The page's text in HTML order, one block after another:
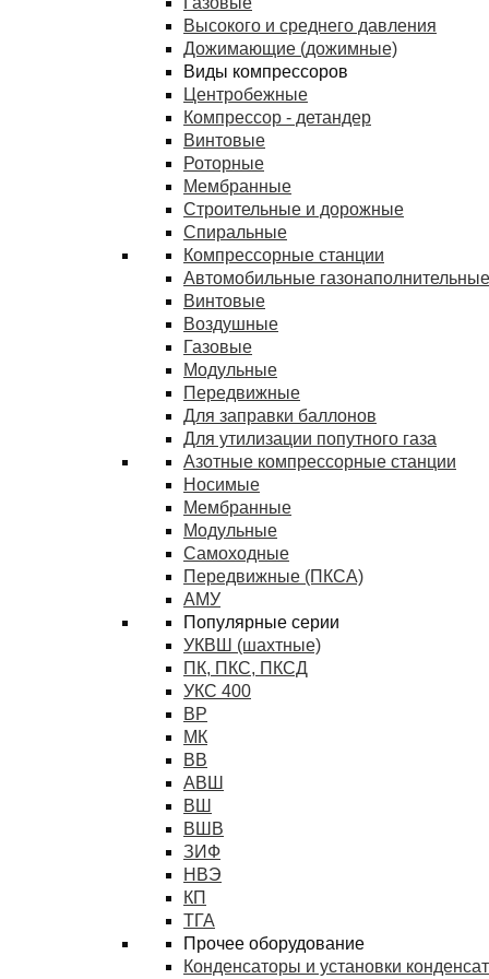
Высокого и среднего давления
Дожимающие (дожимные)
Виды компрессоров
Центробежные
Компрессор - детандер
Винтовые
Роторные
Мембранные
Строительные и дорожные
Спиральные
Компрессорные станции
Автомобильные
Винтовые
Воздушные
Газовые
Модульные
Передвижные
Для заправки баллонов
Для утилизации попутного газа
Азотные компрессорные станции
Носимые
Мембранные
Модульные
Самоходные
Передвижные (ПКСА)
АМУ
Популярные серии
УКВШ (шахтные)
ПК, ПКС, ПКСД
УКС 400
ВР
МК
ВВ
АВШ
ВШ
ВШВ
ЗИФ
НВЭ
КП
ТГА
Прочее оборудование
Конденсаторы и установки